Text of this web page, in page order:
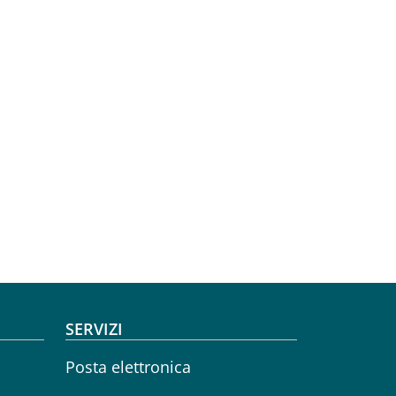
SERVIZI
Posta elettronica